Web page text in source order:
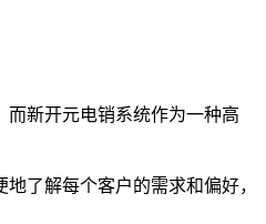
新开元电销系统作为一种高
了解每个客户的需求和偏好，